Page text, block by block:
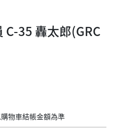
C-35 轟太郎(GRC
物車結帳金額為準